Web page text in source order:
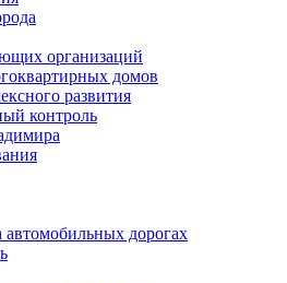
организаций
домов
развития
контроль
дорогах